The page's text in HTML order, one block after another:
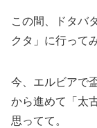
この間、ドタバ
クタ」に行って
今、エルビアで
から進めて「太
思ってて。